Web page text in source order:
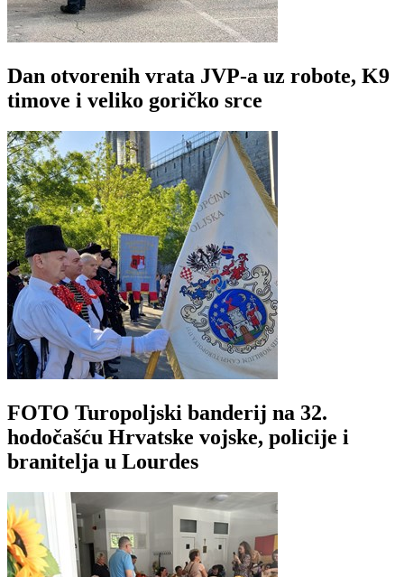
Dan otvorenih vrata JVP-a uz robote, K9
timove i veliko goričko srce
FOTO Turopoljski banderij na 32.
hodočašću Hrvatske vojske, policije i
branitelja u Lourdes